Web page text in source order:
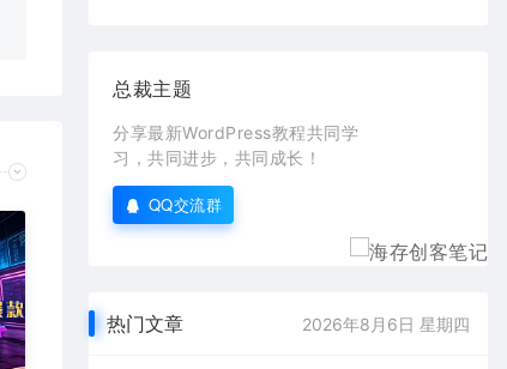
总裁主题
分享最新WordPress教程共同学
习，共同进步，共同成长！
QQ交流群
热门文章 2026年8月6日 星期四